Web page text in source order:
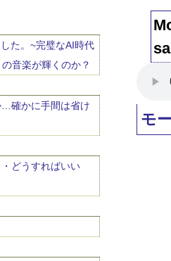
た。~完璧なAI時代
音楽が輝くのか？
確かに手間は省け
どうすればいい
モ